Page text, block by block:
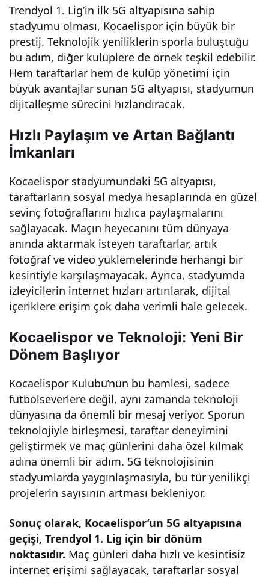
Trendyol 1. Lig’in ilk 5G altyapısına sahip
stadyumu olması, Kocaelispor için büyük bir
prestij. Teknolojik yeniliklerin sporla buluştuğu
bu adım, diğer kulüplere de örnek teşkil edebilir.
Hem taraftarlar hem de kulüp yönetimi için
büyük avantajlar sunan 5G altyapısı, stadyumun
dijitalleşme sürecini hızlandıracak.
Hızlı Paylaşım ve Artan Bağlantı
İmkanları
Kocaelispor stadyumundaki 5G altyapısı,
taraftarların sosyal medya hesaplarında en güzel
sevinç fotoğraflarını hızlıca paylaşmalarını
sağlayacak. Maçın heyecanını tüm dünyaya
anında aktarmak isteyen taraftarlar, artık
fotoğraf ve video yüklemelerinde herhangi bir
kesintiyle karşılaşmayacak. Ayrıca, stadyumda
izleyicilerin internet hızları artırılarak, dijital
içeriklere erişim çok daha verimli hale gelecek.
Kocaelispor ve Teknoloji: Yeni Bir
Dönem Başlıyor
Kocaelispor Kulübü’nün bu hamlesi, sadece
futbolseverlere değil, aynı zamanda teknoloji
dünyasına da önemli bir mesaj veriyor. Sporun
teknolojiyle birleşmesi, taraftar deneyimini
geliştirmek ve maç günlerini daha özel kılmak
adına önemli bir adım. 5G teknolojisinin
stadyumlarda yaygınlaşmasıyla, bu tür yenilikçi
projelerin sayısının artması bekleniyor.
Sonuç olarak, Kocaelispor’un 5G altyapısına
geçişi, Trendyol 1. Lig için bir dönüm
noktasıdır. Maç günleri daha hızlı ve kesintisiz
internet erişimi sağlayacak, taraftarlar sosyal
dyu
mu